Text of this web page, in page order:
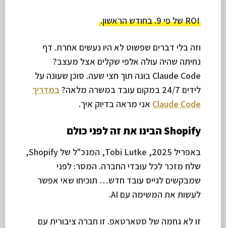
ROI של פי 9. בחודש הראשון.
וזה בלי דברים שפשוט לא היו נעשים אחרת. דף
נחיתה שהיה עולה אלפי שקלים אצל מעצב?
Claude Code בונה תוך חצי שעה. סוכן שעונה על
לידים 24/7 במקום עובד במשרה מלאה?
במדריך
Claude Code אני מראה בדיוק איך.
Shopify הבינו את זה לפני כולם
באפריל 2025, Tobi Lutke, המנכ"ל של Shopify,
שלח מזכר לכל עובדי החברה. המסר: לפני
שמבקשים לגייס עובד חדש… תוכיחו שאי אפשר
לעשות את המשימה עם AI.
זו לא גחמה של סטארטאפ. זו חברה ציבורית עם